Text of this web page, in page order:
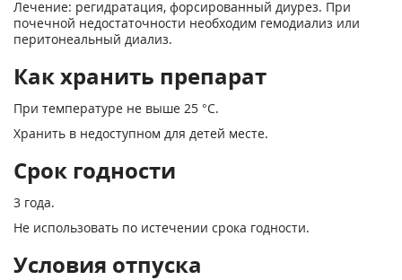
Лечение: регидратация, форсированный диурез. При
почечной недостаточности необ­ходим гемодиализ или
перитонеальный диализ.
Как хранить препарат
При температуре не выше 25 °С.
Хранить в недоступном для детей месте.
Срок годности
3 года.
Не использовать по истечении срока годности.
Условия отпуска